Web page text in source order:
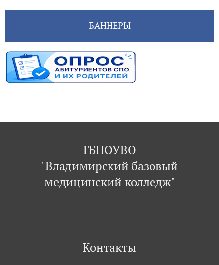
БАННЕРЫ
ГБПОУВО
"Владимирский базовый
медицинский колледж"
Контакты